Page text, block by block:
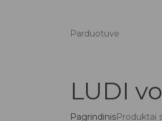
Parduotuvė
LUDI
PagrindinisProduktai